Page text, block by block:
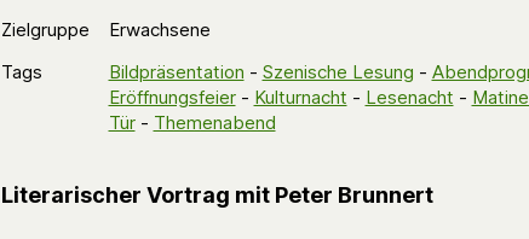
Zielgruppe
Erwachsene
Tags
Bildpräsentation - Szenische Lesung -
Eröffnungsfeier- Kulturnacht - Lesenacht -
Tür- Themenabend
Literarischer Vortrag mit Peter Brunnert